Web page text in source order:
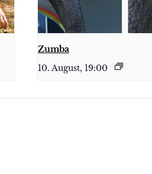
Zumba
10. August, 19:00